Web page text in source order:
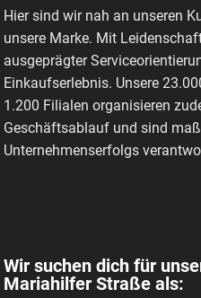
Hier sind wir nah an unseren
unsere Marke. Mit
ausgeprägter
Einkaufserlebnis. Unsere
1.200 Filialen organisieren
Geschäftsablauf und sind
Unternehmenserfolgs
Wir suchen dich für
Mariahilfer Straße als: